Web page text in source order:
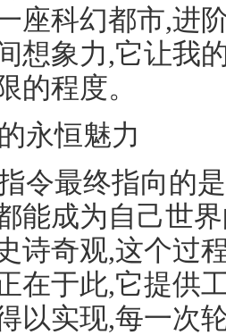
座科幻都市,进
想象力,它让我
的程度。
永恒魅力
令最终指向的
能成为自己世
诗奇观,这个过
在于此,它提供
以实现,每一次